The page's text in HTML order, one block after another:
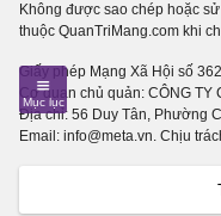
Không được sao chép hoặc
thuộc QuanTriMang.com khi
Giấy phép Mạng Xã Hội số
Cơ quan chủ quản: CÔNG TY
Địa chỉ: 56 Duy Tân, Phường
Email: info@meta.vn. Chịu